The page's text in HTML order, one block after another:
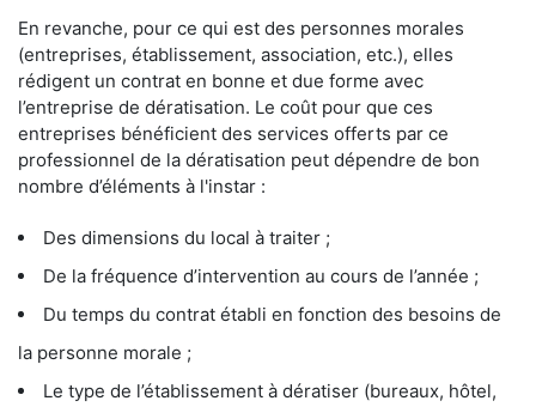
En revanche, pour ce qui est des personnes morales
(entreprises, établissement, association, etc.), elles
rédigent un contrat en bonne et due forme avec
l’entreprise de dératisation. Le coût pour que ces
entreprises bénéficient des services offerts par ce
professionnel de la dératisation peut dépendre de bon
nombre d’éléments à l'instar :
Des dimensions du local à traiter ;
De la fréquence d’intervention au cours de l’année ;
Du temps du contrat établi en fonction des besoins de
la personne morale ;
Le type de l’établissement à dératiser (bureaux, hôtel,